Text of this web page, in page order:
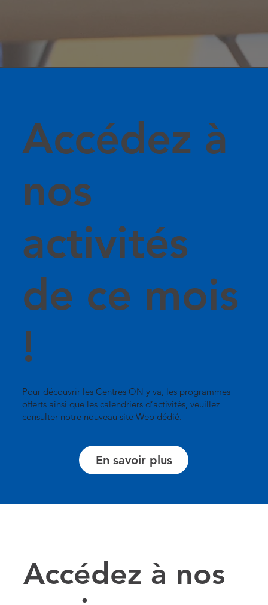
Accédez à nos
Accédez à
nos
activités
de ce mois
!
Pour découvrir les Centres ON y va, les programmes
offerts ainsi que les calendriers d’activités, veuillez
consulter notre nouveau site Web dédié.
En savoir plus